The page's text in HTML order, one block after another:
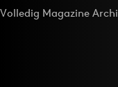
Volledig Magazine